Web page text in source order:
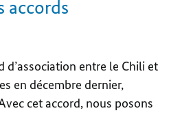
accords
d’association entre le Chili et
en décembre dernier,
cet accord, nous posons